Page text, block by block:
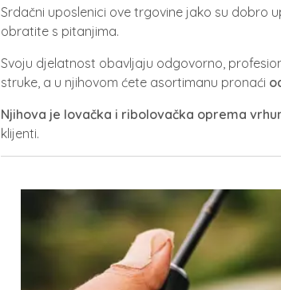
Srdačni uposlenici ove trgovine jako su dobro
obratite s pitanjima.
Svoju djelatnost obavljaju odgovorno,
struke, a u njihovom ćete asortimanu pronaći
Njihova je lovačka i ribolovačka oprema
klijenti.